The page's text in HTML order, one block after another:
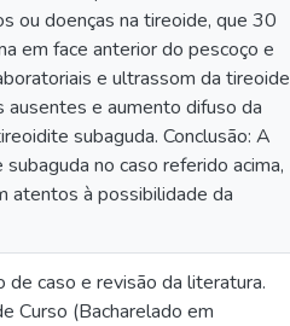
ou doenças na tireoide, que 30
em face anterior do pescoço e
e ultrassom da tireoide
ausentes e aumento difuso da
subaguda. Conclusão: A
no caso referido acima,
atentos à possibilidade da
caso e revisão da literatura.
Curso (Bacharelado em